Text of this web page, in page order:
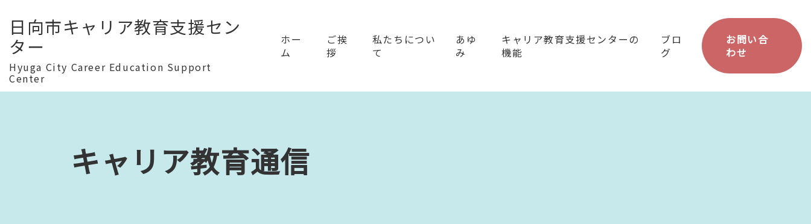
日向市キャリア教育支援セン
ター
Hyuga City Career Education Support
Center
ホー
ム
ご挨
拶
私たちについ
て
あゆ
み
キャリア教育支援センターの
機能
ブロ
グ
お問い合
わせ
キャリア教育通信